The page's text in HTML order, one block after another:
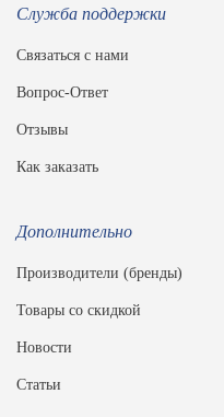
Служба поддержки
Связаться с нами
Вопрос-Ответ
Отзывы
Как заказать
Дополнительно
Производители (бренды)
Товары со скидкой
Новости
Статьи